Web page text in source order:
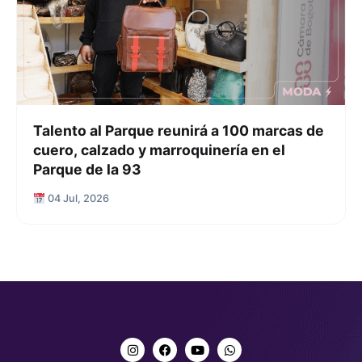
Talento al Parque reunirá a 100 marcas de
cuero, calzado y marroquinería en el
Parque de la 93
04 Jul, 2026